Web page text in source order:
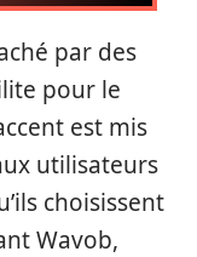
par des
pour le
est mis
utilisateurs
choisissent
Wavob,